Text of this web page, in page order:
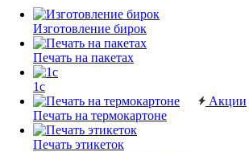
Изготовление бирок
Печать на пакетах
1c
Печать на термокартоне
Печать этикеток
Акции